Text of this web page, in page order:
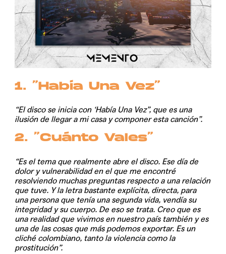
1. “Había Una Vez”
“El disco se inicia con ‘Había Una Vez”, que es una
ilusión de llegar a mi casa y componer esta canción”.
2. “Cuánto Vales”
“Es el tema que realmente abre el disco. Ese día de
dolor y vulnerabilidad en el que me encontré
resolviendo muchas preguntas respecto a una relación
que tuve. Y la letra bastante explícita, directa, para
una persona que tenía una segunda vida, vendía su
integridad y su cuerpo. De eso se trata. Creo que es
una realidad que vivimos en nuestro país también y es
una de las cosas que más podemos exportar. Es un
cliché colombiano, tanto la violencia como la
prostitución”.